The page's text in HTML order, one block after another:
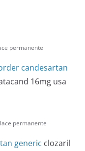
permanente
candesartan
16mg usa
permanente
generic clozaril